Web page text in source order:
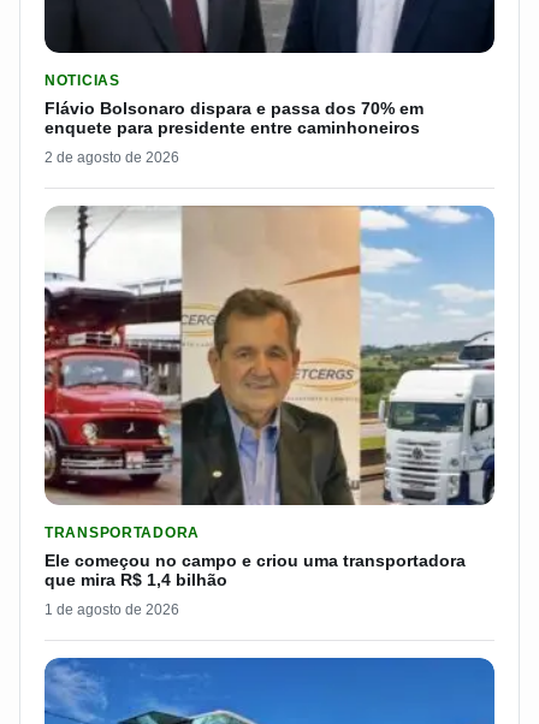
NOTICIAS
Flávio Bolsonaro dispara e passa dos 70% em
enquete para presidente entre caminhoneiros
2 de agosto de 2026
TRANSPORTADORA
Ele começou no campo e criou uma transportadora
que mira R$ 1,4 bilhão
1 de agosto de 2026